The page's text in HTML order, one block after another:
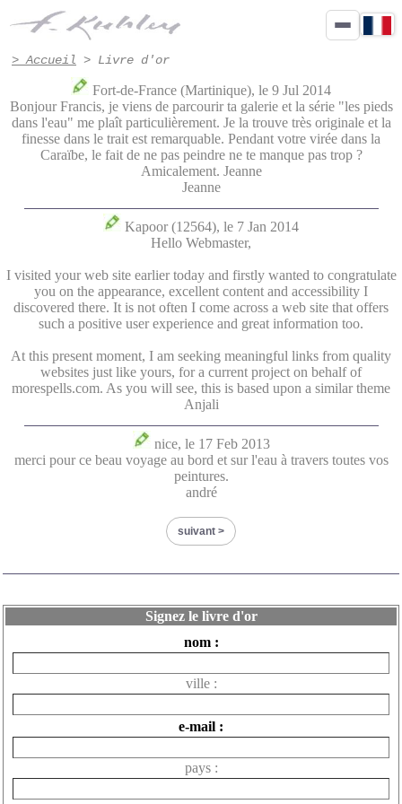
> Accueil > Livre d'or
Fort-de-France (Martinique), le 9 Jul 2014
Bonjour Francis, je viens de parcourir ta galerie et la série "les pieds
dans l'eau" me plaît particulièrement. Je la trouve très originale et la
finesse dans le trait est remarquable. Pendant votre virée dans la
Caraïbe, le fait de ne pas peindre ne te manque pas trop ?
Amicalement. Jeanne
Jeanne
Kapoor (12564), le 7 Jan 2014
Hello Webmaster,
I visited your web site earlier today and firstly wanted to congratulate
you on the appearance, excellent content and accessibility I
discovered there. It is not often I come across a web site that offers
such a positive user experience and great information too.
At this present moment, I am seeking meaningful links from quality
websites just like yours, for a current project on behalf of
morespells.com. As you will see, this is based upon a similar theme
Anjali
nice, le 17 Feb 2013
merci pour ce beau voyage au bord et sur l'eau à travers toutes vos
peintures.
andré
suivant
Signez le livre d'or
nom :
ville :
e-mail :
pays :